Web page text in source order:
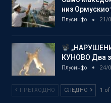
низ
Плусинфо 21/
КУНОВО Два
Плусинфо 24/
ПРЕТХОДНО СЛЕДНО 1 of